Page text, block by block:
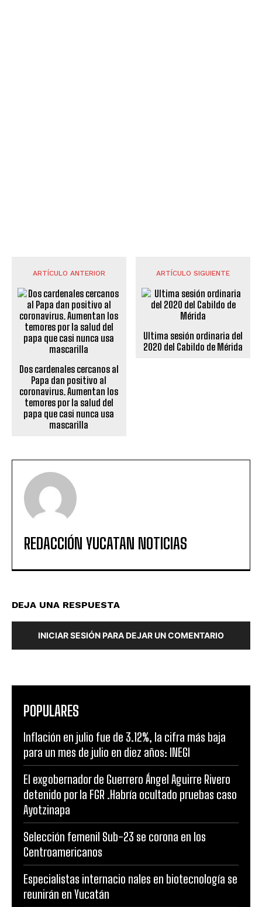
ARTÍCULO ANTERIOR
Dos cardenales cercanos al
Papa dan positivo al
coronavirus. Aumentan los
temores por la salud del
papa que casi nunca usa
mascarilla
ARTÍCULO SIGUIENTE
Ultima sesión ordinaria del
2020 del Cabildo de Mérida
REDACCIÓN YUCATAN NOTICIAS
DEJA UNA RESPUESTA
INICIAR SESIÓN PARA DEJAR UN COMENTARIO
POPULARES
Inflación en julio fue de 3.12%, la cifra más baja
para un mes de julio en diez años: INEGI
El exgobernador de Guerrero Ángel Aguirre Rivero
detenido por la FGR .Habría ocultado pruebas caso
Ayotzinapa
Selección femenil Sub-23 se corona en los
Centroamericanos
Especialistas internacio nales en biotecnología se
reunirán en Yucatán